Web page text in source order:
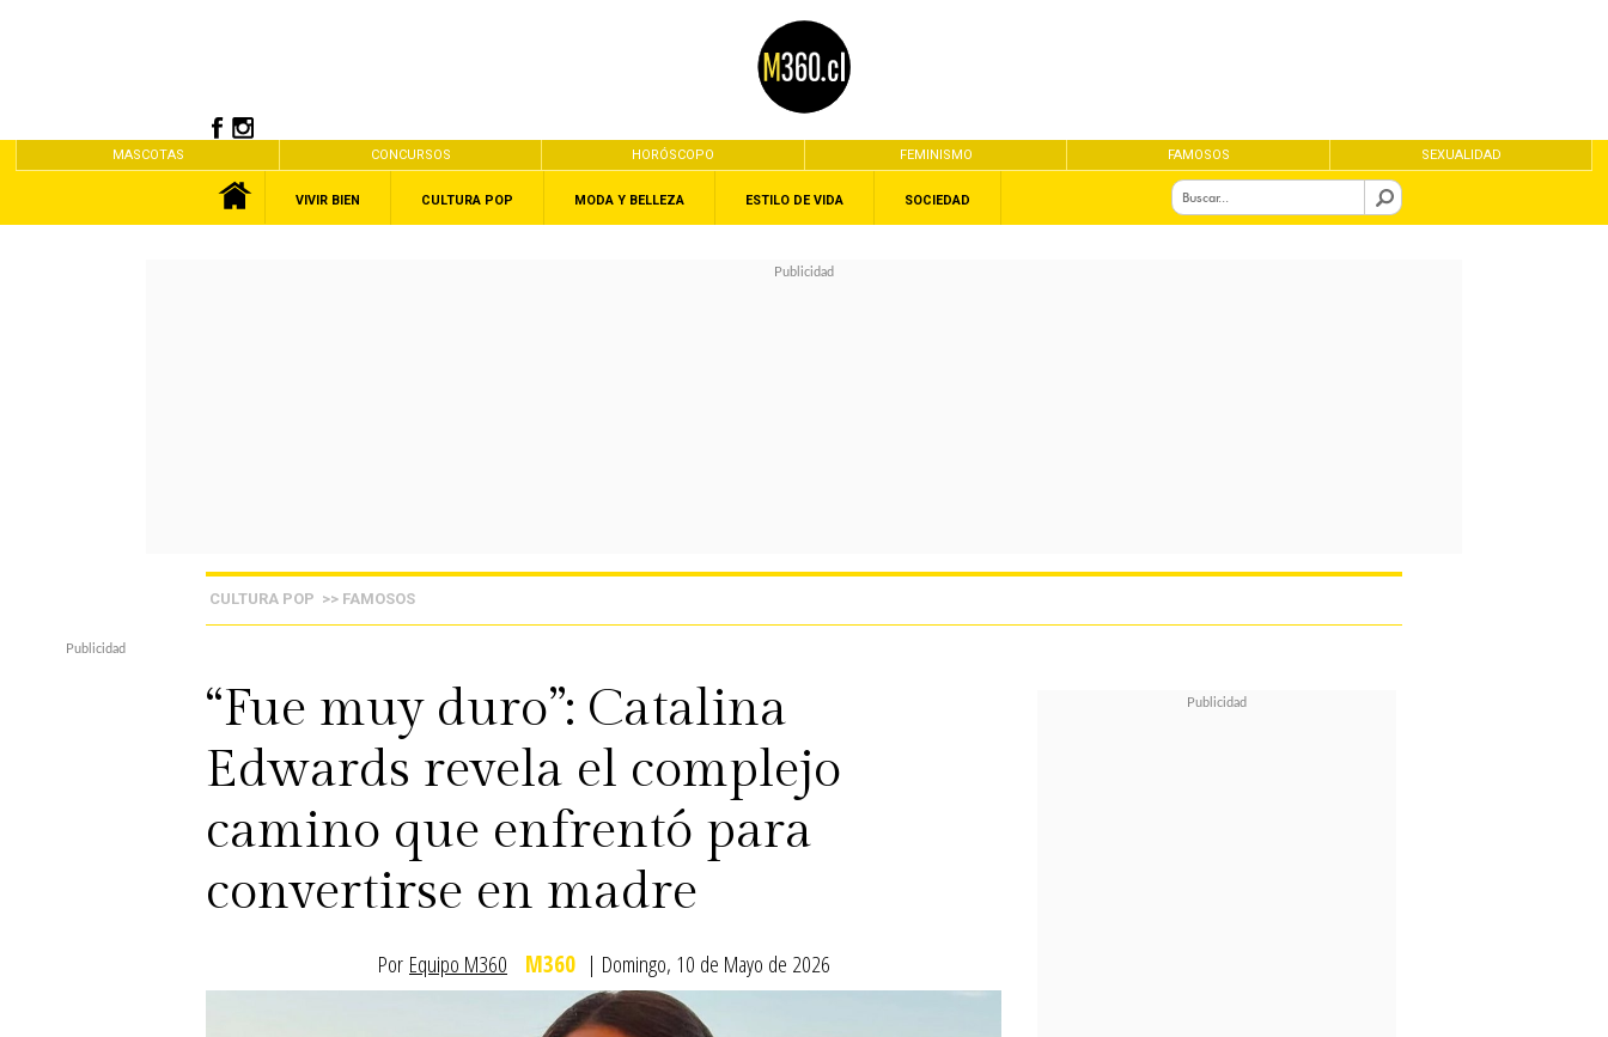
MASCOTAS CONCURSOS HORÓSCOPO FEMINISMO FAMOSOS SEXUALIDAD
VIVIR BIEN CULTURA POP MODA Y BELLEZA ESTILO DE VIDA SOCIEDAD
CULTURA POP >> FAMOSOS
“Fue muy duro”: Catalina
Edwards revela el complejo
camino que enfrentó para
convertirse en madre
Por Equipo M360 M360 | Domingo, 10 de Mayo de 2026